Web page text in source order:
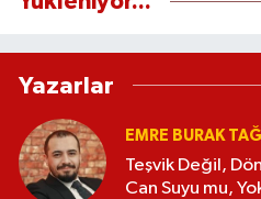
Yazarlar
EMRE BURAK TAĞ
Teşvik Değil,
Can Suyu mu,